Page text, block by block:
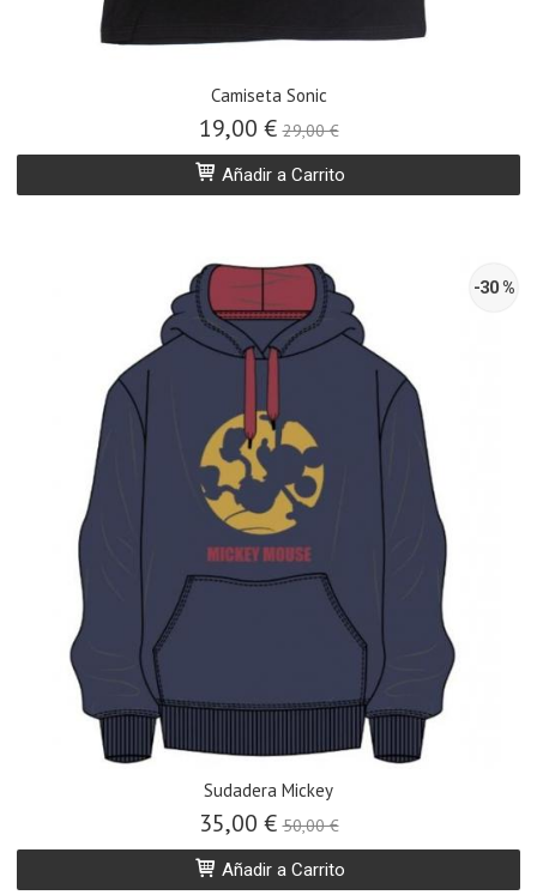
Camiseta Sonic
19,00 €29,00 €
Añadir a Carrito
-30 %
Sudadera Mickey
35,00 €50,00 €
Añadir a Carrito